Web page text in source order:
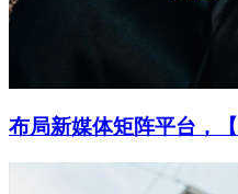
布局新媒体矩阵平台，